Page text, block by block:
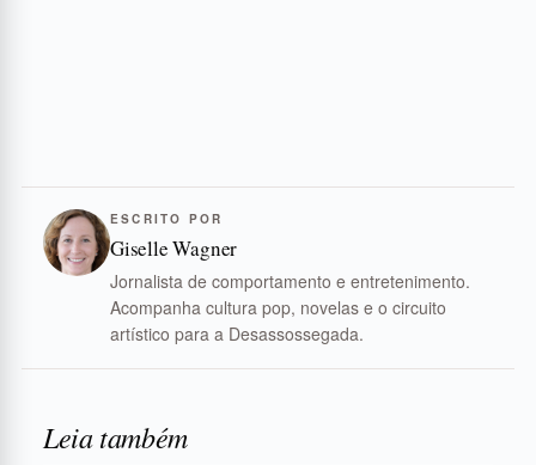
ESCRITO POR
Giselle Wagner
Jornalista de comportamento e entretenimento.
Acompanha cultura pop, novelas e o circuito
artístico para a Desassossegada.
Leia também